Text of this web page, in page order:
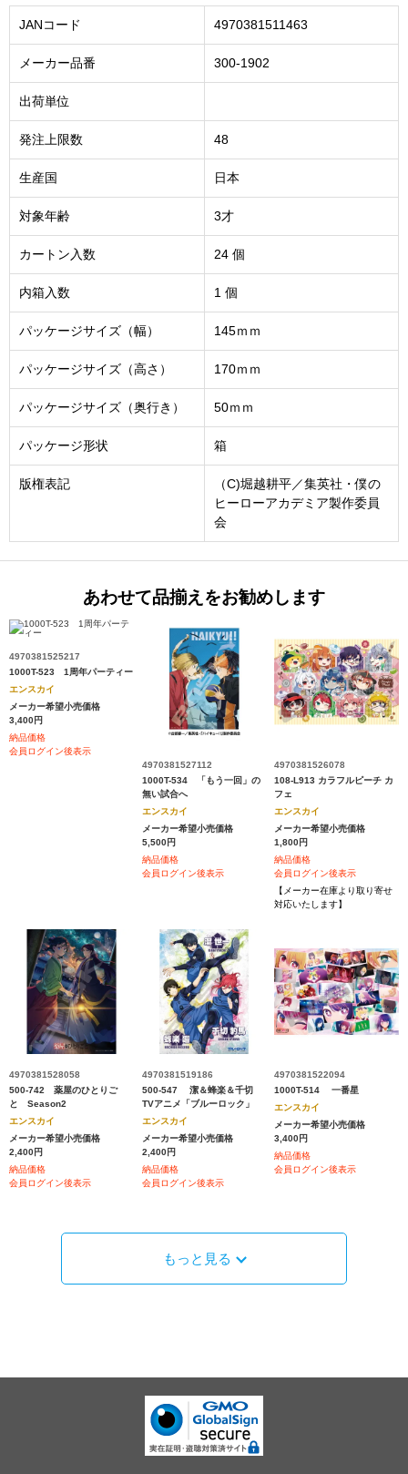
JANコード 4970381511463
メーカー品番 300-1902
出荷単位
発注上限数 48
生産国 日本
対象年齢 3才
カートン入数 24 個
内箱入数 1 個
パッケージサイズ（幅） 145ｍｍ
パッケージサイズ（高さ） 170ｍｍ
パッケージサイズ（奥行き） 50ｍｍ
パッケージ形状 箱
版権表記
（C)堀越耕平／集英社・僕の
ヒーローアカデミア製作委員
会
あわせて品揃えをお勧めします
4970381525217
1000T-523 1周年パーティー
エンスカイ
メーカー希望小売価格
3,400円
納品価格
会員ログイン後表示
4970381527112
1000T-534 「もう一回」の
無い試合へ
エンスカイ
メーカー希望小売価格
5,500円
納品価格
会員ログイン後表示
4970381526078
108-L913 カラフルピーチ カ
フェ
エンスカイ
メーカー希望小売価格
1,800円
納品価格
会員ログイン後表示
【メーカー在庫より取り寄せ
対応いたします】
4970381528058
500-742 薬屋のひとりご
と Season2
エンスカイ
メーカー希望小売価格
2,400円
納品価格
会員ログイン後表示
4970381519186
500-547 潔＆蜂楽＆千切
TVアニメ「ブルーロック」
エンスカイ
メーカー希望小売価格
2,400円
納品価格
会員ログイン後表示
4970381522094
1000T-514 一番星
エンスカイ
メーカー希望小売価格
3,400円
納品価格
会員ログイン後表示
もっと見る